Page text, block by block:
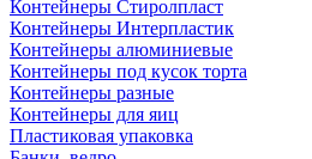
Контейнеры Стиролпласт
Контейнеры Интерпластик
Контейнеры алюминиевые
Контейнеры под кусок торта
Контейнеры разные
Контейнеры для яиц
Пластиковая упаковка